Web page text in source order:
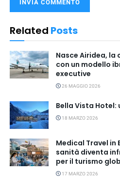
Related Posts
Nasce Airidea,
con un modello
executive
26 MAGGIO 2026
Bella Vista
18 MARZO 2026
Medical Travel in
sanità diventa
per il turismo
17 MARZO 2026